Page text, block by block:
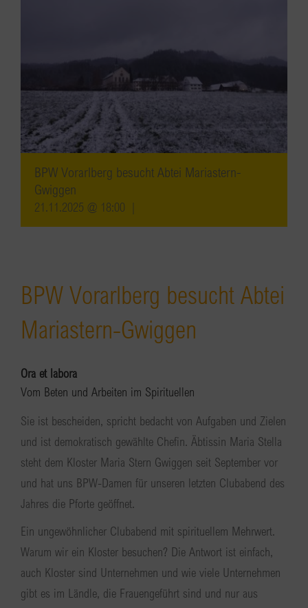
BPW Vorarlberg besucht Abtei Mariastern-
Gwiggen
21.11.2025 @ 18:00
BPW Vorarlberg besucht Abtei
Mariastern-Gwiggen
Ora et labora
Vom Beten und Arbeiten im Spirituellen
Sie ist bescheiden, spricht bedacht von Aufgaben und Zielen
und ist demokratisch gewählte Chefin. Äbtissin Maria Stella
steht dem Kloster Maria Stern Gwiggen seit September vor
und hat uns BPW-Damen für unseren letzten Clubabend des
Jahres die Pforte geöffnet.
Ein ungewöhnlicher Clubabend mit spirituellem Mehrwert.
Warum wir ein Kloster besuchen? Die Antwort ist einfach,
auch Kloster sind Unternehmen und wie viele Unternehmen
gibt es im Ländle, die Frauengeführt sind und nur aus